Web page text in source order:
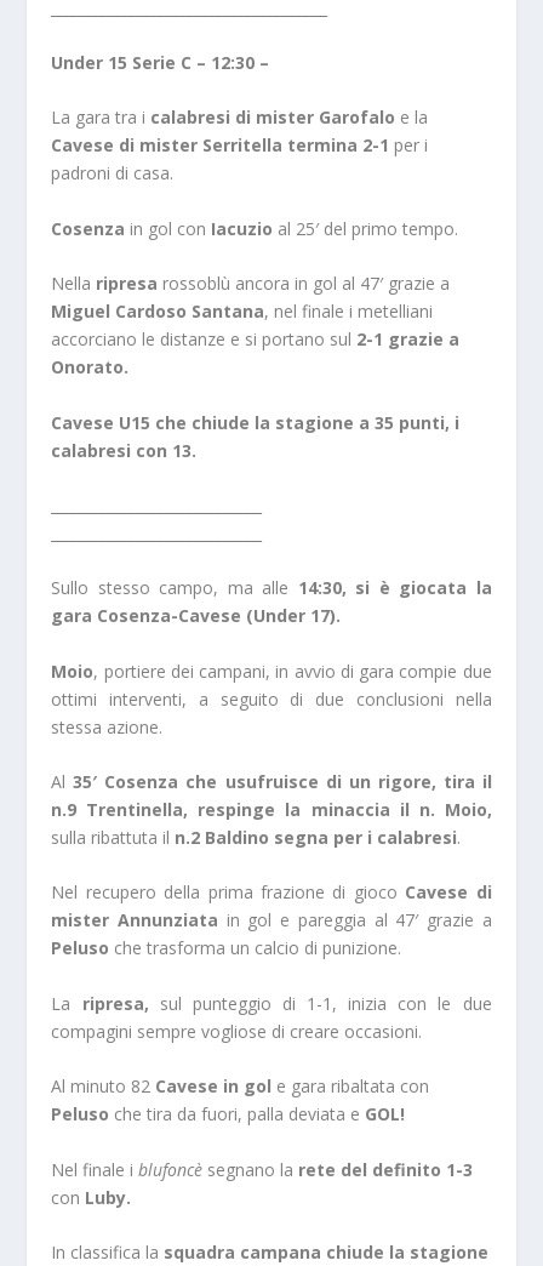
Under 15 Serie C – 12:30 –
La gara tra i calabresi di mister Garofalo e la
Cavese di mister Serritella termina 2-1 per i
padroni di casa.
Cosenza in gol con Iacuzio al 25′ del primo tempo.
Nella ripresa rossoblù ancora in gol al 47′ grazie a
Miguel Cardoso Santana, nel finale i metelliani
accorciano le distanze e si portano sul 2-1 grazie a
Onorato.
Cavese U15 che chiude la stagione a 35 punti, i
calabresi con 13.
Sullo stesso campo, ma alle 14:30, si è giocata la
gara Cosenza-Cavese (Under 17).
Moio, portiere dei campani, in avvio di gara compie due
ottimi interventi, a seguito di due conclusioni nella
stessa azione.
Al35′ Cosenza che usufruisce di un rigore, tira il
n.9 Trentinella, respinge la minaccia il n. Moio,
sulla ribattuta il n.2 Baldino segna per i calabresi.
Nel recupero della prima frazione di gioco Cavese di
mister Annunziata in gol e pareggia al 47′ grazie a
Peluso che trasforma un calcio di punizione.
La ripresa, sul punteggio di 1-1, inizia con le due
compagini sempre vogliose di creare occasioni.
Al minuto 82 Cavese in gol e gara ribaltata con
Peluso che tira da fuori, palla deviata e GOL!
Nel finale iblufoncè segnano la rete del definito 1-3
con Luby.
In classifica la squadra campana chiude la stagione